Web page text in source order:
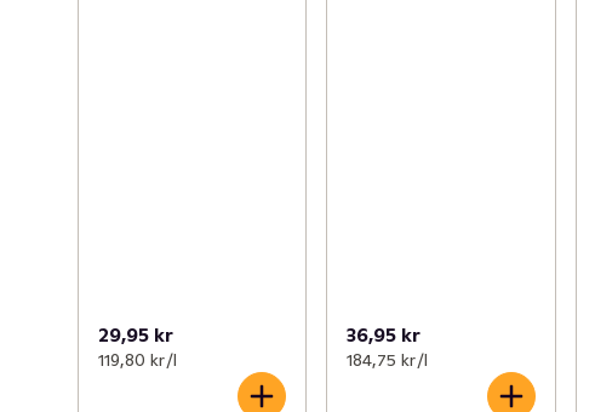
29,95 kr
119,80 kr /l
36,95 kr
184,75 kr /l